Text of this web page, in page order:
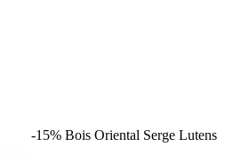
-15% Bois Oriental Serge Lutens